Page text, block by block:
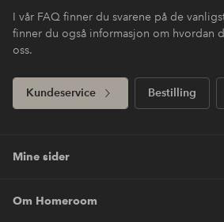
I vår FAQ finner du svarene på de
finner du også informasjon om hvordan
oss.
Kundeservice Bestilling
Mine sider
Om Homeroom